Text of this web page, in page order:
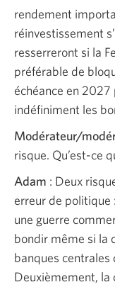
rendement
réinvestissement
resserreront si la
préférable de
échéance en
indéfiniment les
Modérateur/
risque. Qu’est-ce
Adam : Deux
erreur de politique
une guerre
bondir même si la
banques centrales
Deuxièmement, la